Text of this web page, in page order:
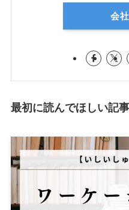
会
最初に読んでほしい記事